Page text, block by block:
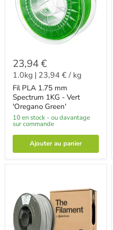
23,94 €
1.0kg | 23,94 €/ kg
Fil PLA 1.75 mm
Spectrum 1KG - Vert
'Oregano Green'
10 en stock - ou davantage
sur commande
Ajouter au panier